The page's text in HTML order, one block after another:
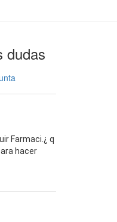
dudas
Farmaci.¿ q
hacer